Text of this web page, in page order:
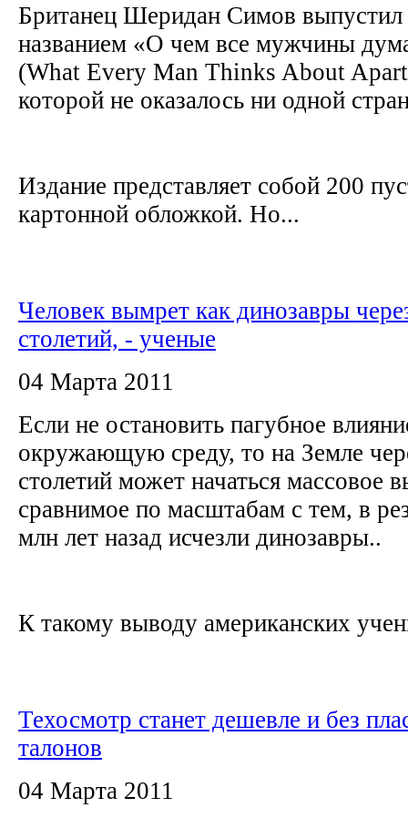
Британец Шеридан Симов выпустил
названием «О чем все мужчины
(What Every Man Thinks About
которой не оказалось ни одной
Издание представляет собой 200
картонной обложкой. Но...
Человек вымрет как динозавры
столетий, - ученые
04 Марта 2011
Если не остановить пагубное
окружающую среду, то на Земле
столетий может начаться массовое
сравнимое по масштабам с тем, в
млн лет назад исчезли динозавры..
К такому выводу американских
Техосмотр станет дешевле и без
талонов
04 Марта 2011